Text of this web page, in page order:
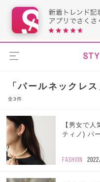
「パールネックレ
全3件
【男女で
ティノ) パ
FASHION